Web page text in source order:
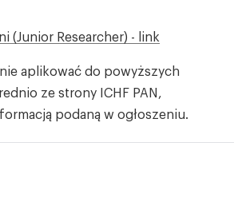
(Junior Researcher) - link
aplikować do powyższych
ze strony ICHF PAN,
podaną w ogłoszeniu.